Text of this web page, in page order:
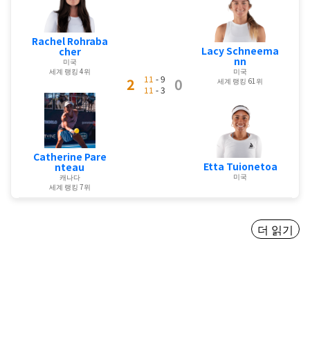
Rachel Rohraba
cher
미국
세계 랭킹 4위
Catherine Pare
nteau
캐나다
세계 랭킹 7위
2 11 - 9
11 - 3 0
Lacy Schneema
nn
미국
세계 랭킹 61위
Etta Tuionetoa
미국
더 읽기